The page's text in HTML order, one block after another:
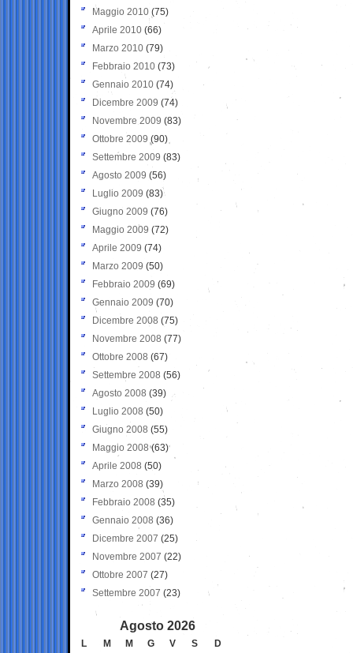
Maggio 2010 (75)
Aprile 2010 (66)
Marzo 2010 (79)
Febbraio 2010 (73)
Gennaio 2010 (74)
Dicembre 2009 (74)
Novembre 2009 (83)
Ottobre 2009 (90)
Settembre 2009 (83)
Agosto 2009 (56)
Luglio 2009 (83)
Giugno 2009 (76)
Maggio 2009 (72)
Aprile 2009 (74)
Marzo 2009 (50)
Febbraio 2009 (69)
Gennaio 2009 (70)
Dicembre 2008 (75)
Novembre 2008 (77)
Ottobre 2008 (67)
Settembre 2008 (56)
Agosto 2008 (39)
Luglio 2008 (50)
Giugno 2008 (55)
Maggio 2008(63)
Aprile 2008 (50)
Marzo 2008 (39)
Febbraio 2008 (35)
Gennaio 2008 (36)
Dicembre 2007 (25)
Novembre 2007 (22)
Ottobre 2007 (27)
Settembre 2007 (23)
Agosto 2026
L M M G V S
D